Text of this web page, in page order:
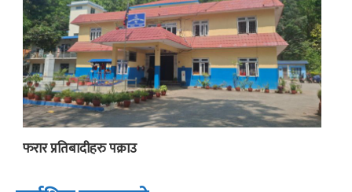
फरार प्रतिबादीहरु पक्राउ